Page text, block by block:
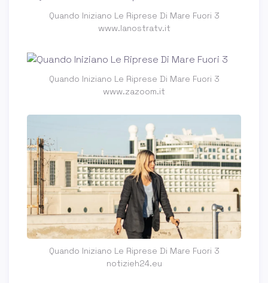
Quando Iniziano Le Riprese Di Mare Fuori 3
www.lanostratv.it
Quando Iniziano Le Riprese Di Mare Fuori 3
www.zazoom.it
Quando Iniziano Le Riprese Di Mare Fuori 3
notizieh24.eu